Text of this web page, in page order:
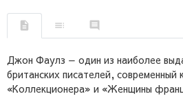
Джон Фаулз — один из наиболее
британских писателей, современный
«Коллекционера» и «Женщины